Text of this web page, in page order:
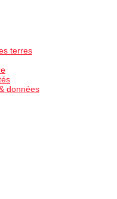
terres
données